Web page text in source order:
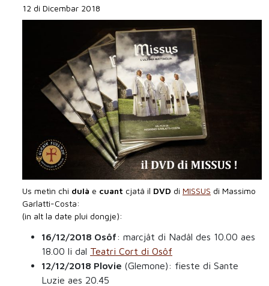
2017
Antecedentis
12 di Dicembar 2018
Us metìn chi dulà e cuant cjatâ il DVD di MISSUS di Massimo
Garlatti-Costa:
(in alt la date plui dongje):
16/12/2018 Osôf: marcjât di Nadâl des 10.00 aes
18.00 li dal Teatri Cort di Osôf
12/12/2018 Plovie (Glemone): fieste di Sante
Luzie aes 20.45